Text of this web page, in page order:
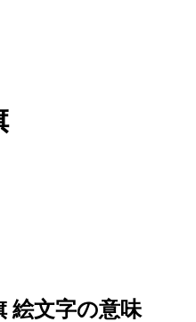
文字の意味